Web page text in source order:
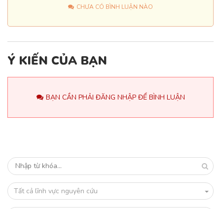
CHƯA CÓ BÌNH LUẬN NÀO
Ý KIẾN CỦA BẠN
BẠN CẦN PHẢI ĐĂNG NHẬP ĐỂ BÌNH LUẬN
Tất cả lĩnh vực nguyên cứu